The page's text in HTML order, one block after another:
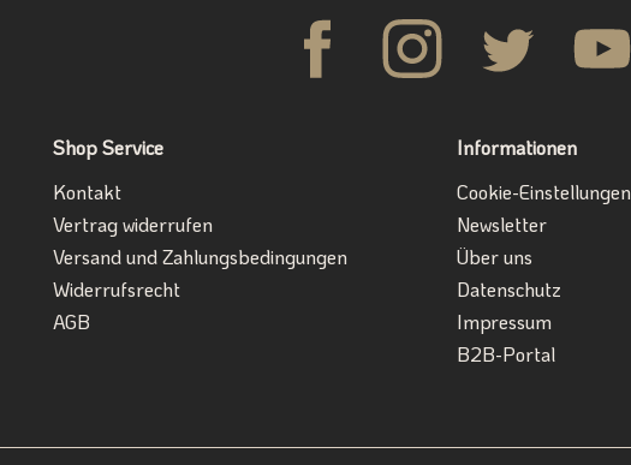
Shop Service
Kontakt
Vertrag widerrufen
Versand und Zahlungsbedingungen
Widerrufsrecht
AGB
Informationen
Cookie-Einstellungen
Newsletter
Über uns
Datenschutz
Impressum
B2B-Portal